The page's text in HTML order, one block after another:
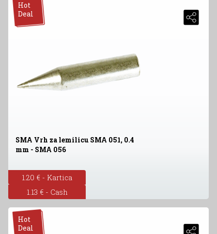
Hot
Deal
SMA Vrh za lemilicu SMA 051, 0.4
mm - SMA 056
1.20 € - Kartica
1.13 € - Cash
Hot
Deal